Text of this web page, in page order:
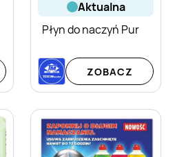
aktualna
Płyn do naczyń Pur
ZOBACZ